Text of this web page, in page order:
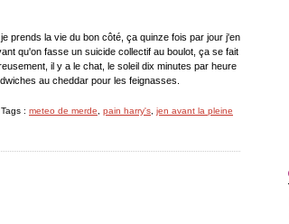
prends la vie du bon côté, ça quinze fois par jour j'en
qu'on fasse un suicide collectif au boulot, ça se fait
il y a le chat, le soleil dix minutes par heure
au cheddar pour les feignasses.
: meteo de merde pain harry's jen avant la pleine